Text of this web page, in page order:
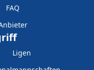
FAQ
Ligen